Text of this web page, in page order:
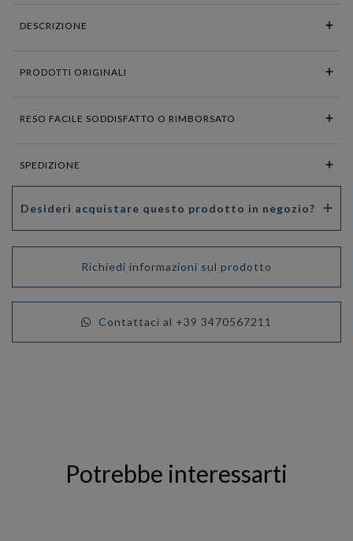
DESCRIZIONE
PRODOTTI ORIGINALI
RESO FACILE SODDISFATTO O RIMBORSATO
SPEDIZIONE
Desideri acquistare questo prodotto in negozio?
Richiedi informazioni sul prodotto
Contattaci al +39 3470567211
Potrebbe interessarti